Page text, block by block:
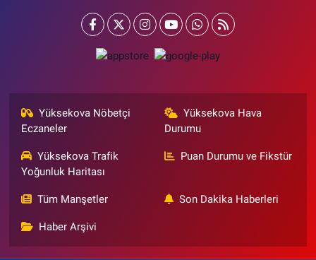
Yüksekova Nöbetçi
Eczaneler
Yüksekova Hava
Durumu
Yüksekova Trafik
Yoğunluk Haritası
Puan Durumu ve Fikstür
Tüm Manşetler Son Dakika Haberleri
Haber Arşivi